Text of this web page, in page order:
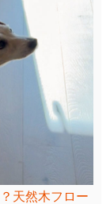
天然木フロー